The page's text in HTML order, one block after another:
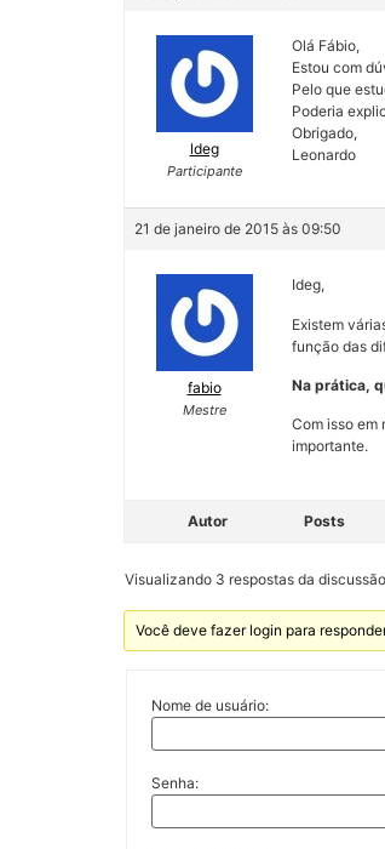
ldeg
Participante
Olá Fábio,
Estou com
Pelo que
Poderia
Obrigado,
Leonardo
21 de janeiro de 2015 às 09:50
fabio
Mestre
Ideg,
Existem
função das
Na prática,
Com isso em
importante.
Autor Posts
Visualizando 3 respostas da discussão
Você deve fazer login para
Nome de usuário:
Senha: